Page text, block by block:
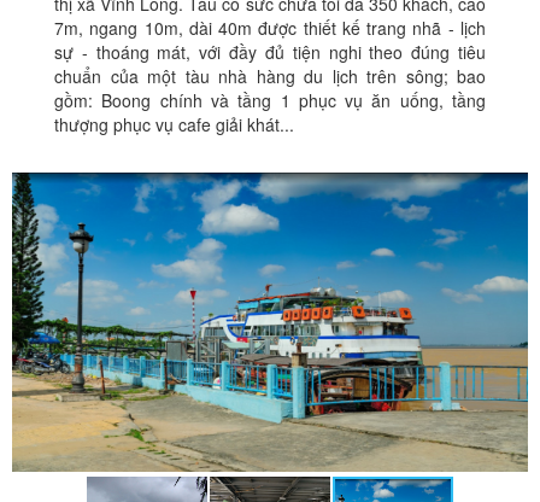
7m, ngang 10m, dài 40m được thiết kế trang nhã - lịch
sự - thoáng mát, với đầy đủ tiện nghi theo đúng tiêu
chuẩn của một tàu nhà hàng du lịch trên sông; bao
gồm: Boong chính và tầng 1 phục vụ ăn uống, tầng
thượng phục vụ cafe giải khát...